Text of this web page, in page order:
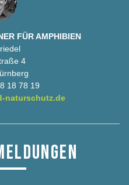
FÜR AMPHIBIEN
4
18 78 19
naturschutz.de